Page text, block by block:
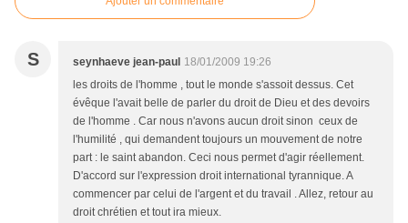
S seynhaeve jean-paul 18/01/2009 19:26
les droits de l'homme , tout le monde s'assoit dessus. Cet
évêque l'avait belle de parler du droit de Dieu et des devoirs
de l'homme . Car nous n'avons aucun droit sinon ceux de
l'humilité , qui demandent toujours un mouvement de notre
part : le saint abandon. Ceci nous permet d'agir réellement.
D'accord sur l'expression droit international tyrannique. A
commencer par celui de l'argent et du travail . Allez, retour au
droit chrétien et tout ira mieux.